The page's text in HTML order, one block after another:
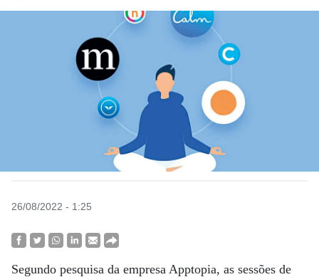
26/08/2022 - 1:25
Segundo pesquisa da empresa Apptopia, as sessões de